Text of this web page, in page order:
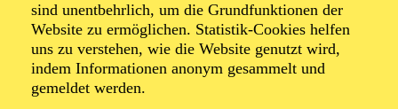
sind unentbehrlich, um die Grundfunktionen der
Website zu ermöglichen. Statistik-Cookies helfen
uns zu verstehen, wie die Website genutzt wird,
indem Informationen anonym gesammelt und
gemeldet werden.
Komische Oper in drei Aufzügen von Albert Lortzing
Dichtung vom Komponisten nach dem Lustspiel "Der
Bürgermeister von Saardam oder die zwei Peter" von
Georg Christian Römer